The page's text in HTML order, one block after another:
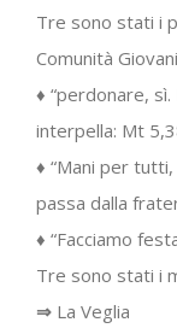
Tre sono stati i
Comunità
♦ “perdonare,
interpella: Mt
♦ “Mani per
passa dalla
♦ “Facciamo
Tre sono stati i
⇒ La Veglia